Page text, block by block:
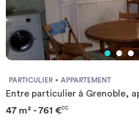
PARTICULIER APPARTEMENT
Entre particulier à Grenoble,
47 m² - 761 €CC